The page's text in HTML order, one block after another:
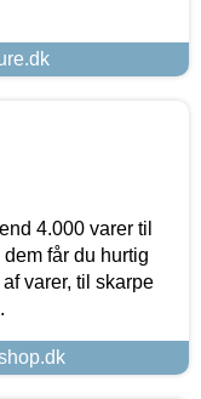
4.000 varer til
får du hurtig
varer, til skarpe